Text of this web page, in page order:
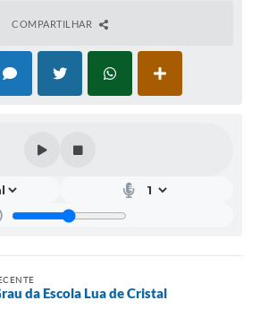
COMPARTILHAR
da Escola Lua de Cristal